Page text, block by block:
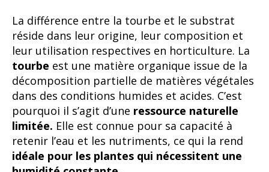
La différence entre la tourbe et le substrat
réside dans leur origine, leur composition et
leur utilisation respectives en horticulture. La
tourbe est une matière organique issue de la
décomposition partielle de matières végétales
dans des conditions humides et acides. C’est
pourquoi il s’agit d’une ressource naturelle
limitée. Elle est connue pour sa capacité à
retenir l’eau et les nutriments, ce qui la rend
idéale pour les plantes qui nécessitent une